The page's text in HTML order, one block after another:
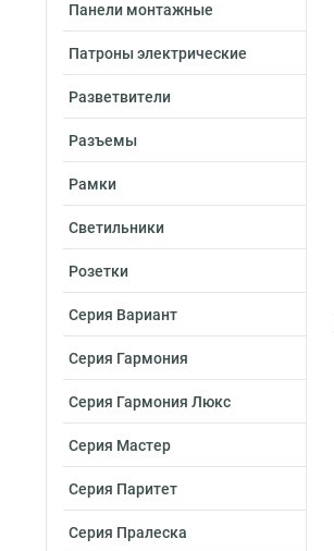
Панели монтажные
Патроны электрические
Разветвители
Разъемы
Рамки
Светильники
Розетки
Серия Вариант
Серия Гармония
Серия Гармония Люкс
Серия Мастер
Серия Паритет
Серия Пралеска